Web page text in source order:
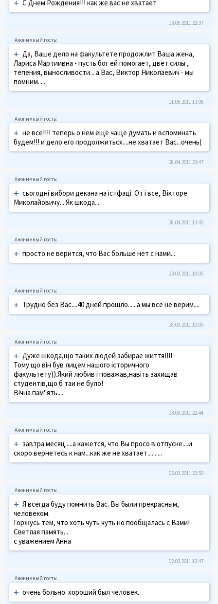
+ С Днем Рождения!!! как же вас не хватает
13.05.2011 22:37
+ Да, Ваше дело на факультете продожлит Ваша жена,
Лариса Мартиивна - пусть бог ей помогает, двет силы ,
тепения, выносливости... а Вас, Виктор Николаевич - мы
помним.....
11.05.2011 13:06
+ не все!!!! теперь о нем ещё чаще думать и вспоминать
будем!!! и дело его продолжиться....не хватает Вас...очень(
28.04.2011 23:47
+ сьогодні вибори декана на істфаці. От і все, Вікторе
Миколайовичу... Як шкода...
28.04.2011 13:45
+ просто не верится, что Вас больше нет с нами...
23.03.2011 18:05
+ Трудно без Вас....40 дней прошло..... а мы все не верим....
18.03.2011 10:05
+ Дуже шкода,що таких людей забирае життя!!!!
Тому що він був лицем нашого історичного
факультету)).Який любив і поважав,навіть захищав
студентів,що б таи не було!
Вічна пам"ять....
13.03.2011 22:44
+ завтра месяц.....а кажется, что Вы просо в отпуске....и
скоро вернетесь к нам...как же не хватает..........
05.03.2011 22:50
+ Я всегда буду помнить Вас. Вы были прекрасным,
человеком.
Горжусь тем, что хоть чуть чуть но пообщалась с Вами!
Светлая память...
с уважением Анна
02.03.2011 12:47
+ очень больно. хороший был человек.